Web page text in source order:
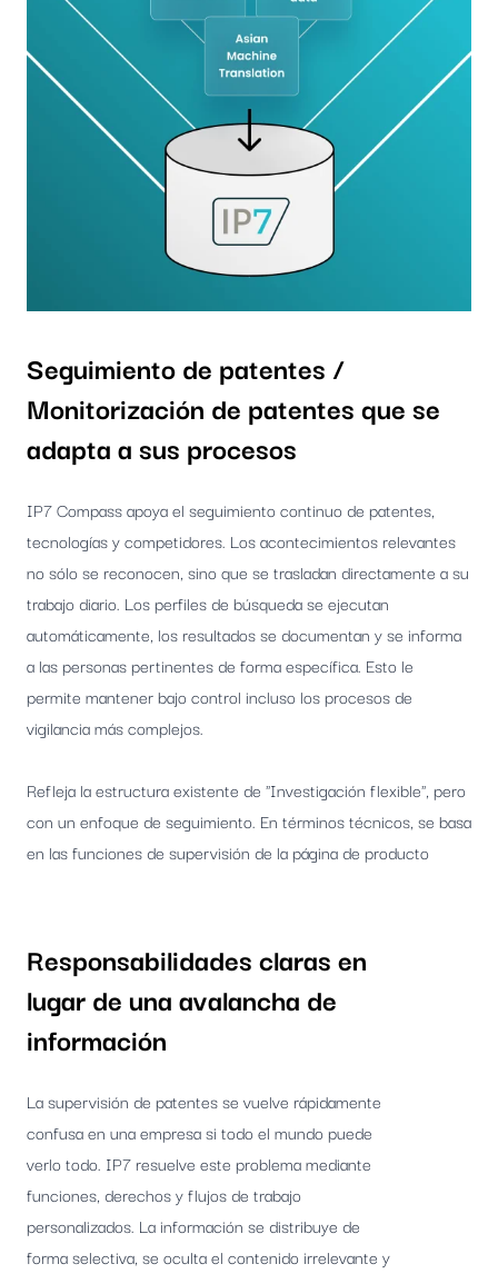
Seguimiento de patentes /
Monitorización de patentes que se
adapta a sus procesos
IP7 Compass apoya el seguimiento continuo de patentes,
tecnologías y competidores. Los acontecimientos relevantes
no sólo se reconocen, sino que se trasladan directamente a su
trabajo diario. Los perfiles de búsqueda se ejecutan
automáticamente, los resultados se documentan y se informa
a las personas pertinentes de forma específica. Esto le
permite mantener bajo control incluso los procesos de
vigilancia más complejos.
Refleja la estructura existente de "Investigación flexible", pero
con un enfoque de seguimiento. En términos técnicos, se basa
en las funciones de supervisión de la página de producto
Responsabilidades claras en
lugar de una avalancha de
información
La supervisión de patentes se vuelve rápidamente
confusa en una empresa si todo el mundo puede
verlo todo. IP7 resuelve este problema mediante
funciones, derechos y flujos de trabajo
personalizados. La información se distribuye de
forma selectiva, se oculta el contenido irrelevante y